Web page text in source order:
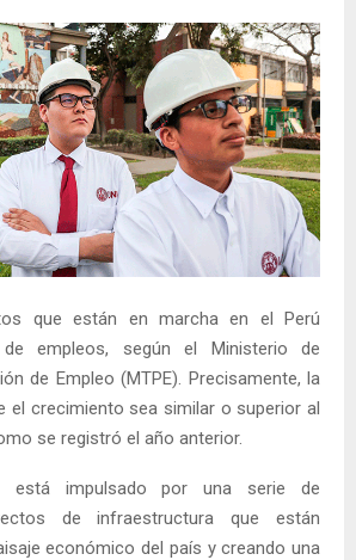
que están en marcha en el Perú
de empleos, según el Ministerio de
de Empleo (MTPE). Precisamente, la
el crecimiento sea similar o superior al
se registró el año anterior.
está impulsado por una serie de
de infraestructura que están
económico del país y creando una